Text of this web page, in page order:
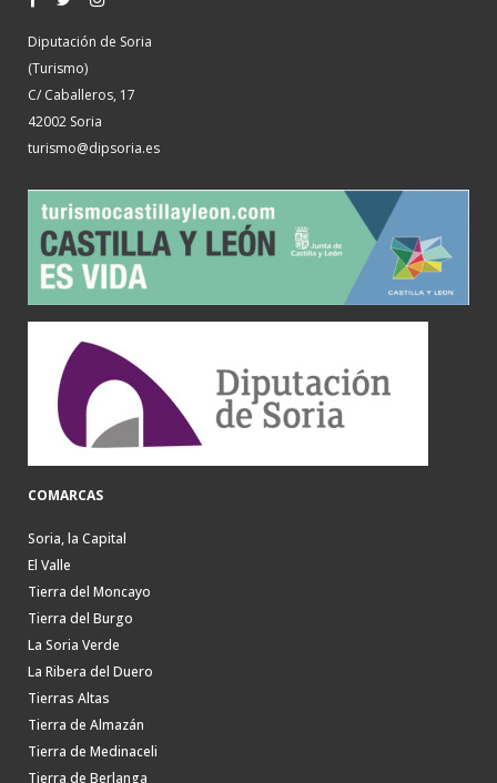
Diputación de Soria
(Turismo)
C/ Caballeros, 17
42002 Soria
turismo@dipsoria.es
COMARCAS
Soria, la Capital
El Valle
Tierra del Moncayo
Tierra del Burgo
La Soria Verde
La Ribera del Duero
Tierras Altas
Tierra de Almazán
Tierra de Medinaceli
Tierra de Berlanga